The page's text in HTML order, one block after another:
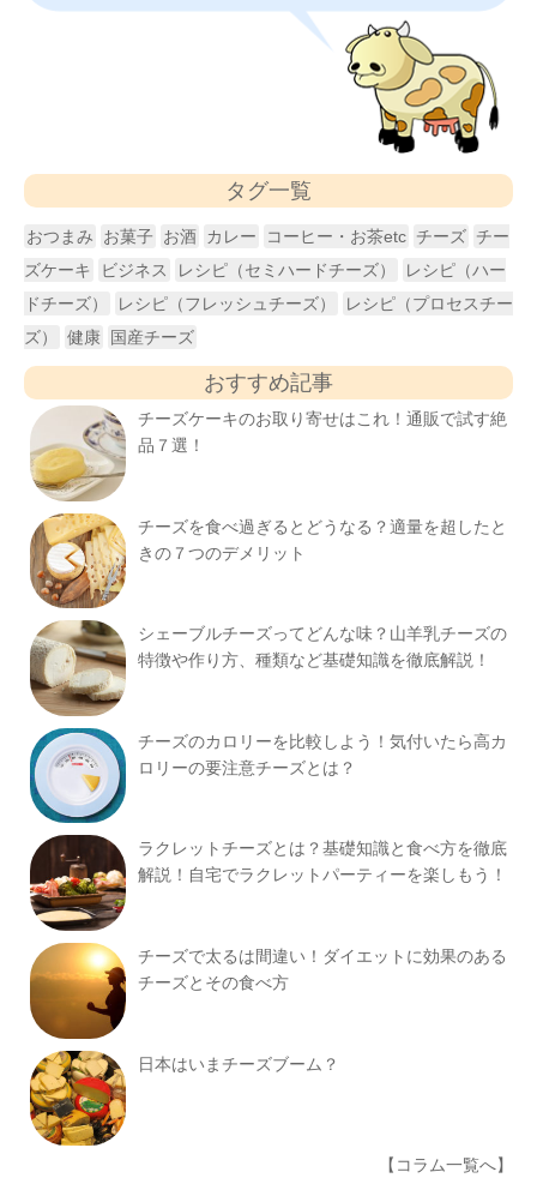
タグ一覧
おつまみ お菓子 お酒 カレー コーヒー・お茶etc チーズ チー
ズケーキ
ビジネス レシピ（セミハードチーズ）
レシピ（ハー
ドチーズ）
レシピ（フレッシュチーズ）
レシピ（プロセスチー
ズ）
健康 国産チーズ
おすすめ記事
チーズケーキのお取り寄せはこれ！通販で試す絶
品７選！
チーズを食べ過ぎるとどうなる？適量を超したと
きの７つのデメリット
シェーブルチーズってどんな味？山羊乳チーズの
特徴や作り方、種類など基礎知識を徹底解説！
チーズのカロリーを比較しよう！気付いたら高カ
ロリーの要注意チーズとは？
ラクレットチーズとは？基礎知識と食べ方を徹底
解説！自宅でラクレットパーティーを楽しもう！
チーズで太るは間違い！ダイエットに効果のある
チーズとその食べ方
日本はいまチーズブーム？
【コラム一覧へ】